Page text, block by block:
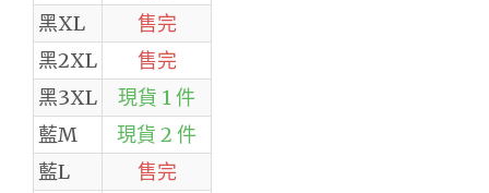
黑XL
售完
黑2XL
售完
黑3XL
現貨 1 件
藍M
現貨 2 件
藍L
售完